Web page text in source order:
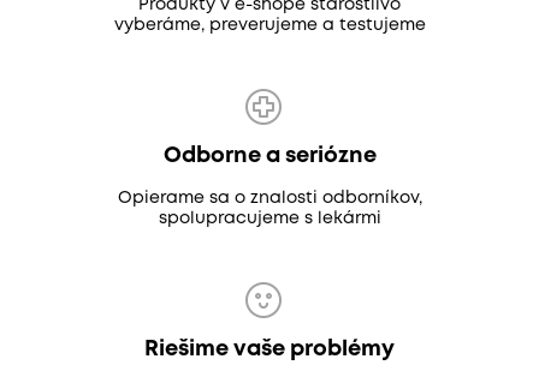
Produkty v e-shope starostlivo
vyberáme, preverujeme a testujeme
Odborne a seriózne
Opierame sa o znalosti odborníkov,
spolupracujeme s lekármi
Riešime vaše problémy